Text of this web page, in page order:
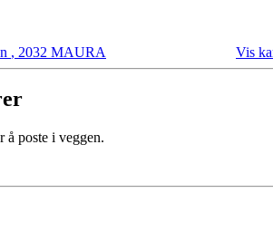
, 2032 MAURA Vis
å poste i veggen.